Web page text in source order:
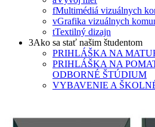
fMultimédiá vizuálnych
vGrafika vizuálnych
tTextilný dizajn
3Ako sa stať našim študentom
PRIHLÁŠKA NA
PRIHLÁŠKA NA
ODBORNÉ ŠTÚDIUM
VYBAVENIE A